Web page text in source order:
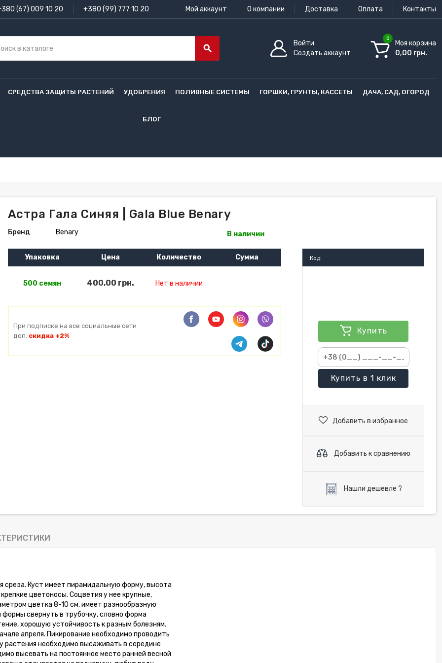
(67) 009 10 20 +380 (99) 777 10 20 Мой аккаунт О компании Доставка Оплата Контакты
search
Войти
Создать аккаунт
0
Моя корзина
0,00 грн.
СРЕДСТВА ЗАЩИТЫ РАСТЕНИЙ УДОБРЕНИЯ ПОЛИВНЫЕ СИСТЕМЫ ГОРШКИ, ГРУНТЫ, КАССЕТЫ ДАЧА, САД, ОГОРОД
БЛОГ
Астра Гала Синяя | Gala Blue Benary
Бренд Benary В наличии
Упаковка Цена Количество Сумма
500 семян 400,00 грн. Нет в наличии
При подписке на все социальные сети
доп. скидка +2%
Код:
Купить
Купить в 1 клик
Добавить в избранное
Добавить к сравнению
Нашли дешевле ?
среза. Куст имеет пирамидальную форму, высота
цветоносы. Соцветия у нее крупные,
цветка 8-10 см, имеет разнообразную
свернуть в трубочку, словно форма
хорошую устойчивость к разным болезням.
апреля. Пикирование необходимо проводить
необходимо высаживать в середине
высевать на постоянное место ранней весной